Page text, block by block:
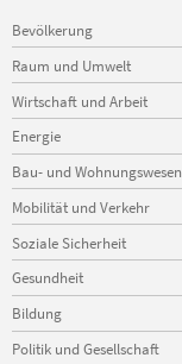
Navigation
überspringen
Bevölkerung
Raum und Umwelt
Wirtschaft und Arbeit
Energie
Bau- und Wohnungswesen
Mobilität und Verkehr
Soziale Sicherheit
Gesundheit
Bildung
Politik und Gesellschaft